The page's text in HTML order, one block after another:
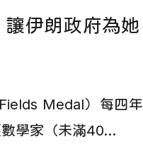
伊朗政府為她
Medal）每四年
學家（未滿40…